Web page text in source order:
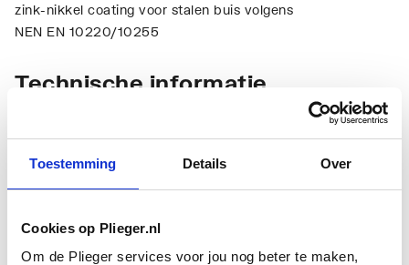
Toestemming Details Over
Cookies op Plieger.nl
Om de Plieger services voor jou nog beter te maken,
zink-nikkel coating voor stalen buis volgens
NEN EN 10220/10255
Technische informatie
Aansluiting 1